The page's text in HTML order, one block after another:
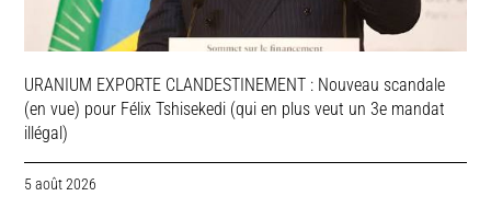
URANIUM EXPORTE CLANDESTINEMENT : Nouveau scandale
(en vue) pour Félix Tshisekedi (qui en plus veut un 3e mandat
illégal)
5 août 2026